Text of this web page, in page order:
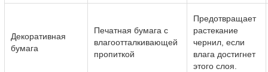
Декоративная
бумага
Печатная бумага с
влагоотталкивающей
пропиткой
Предотвращает
растекание
чернил, если
влага достигнет
этого слоя.